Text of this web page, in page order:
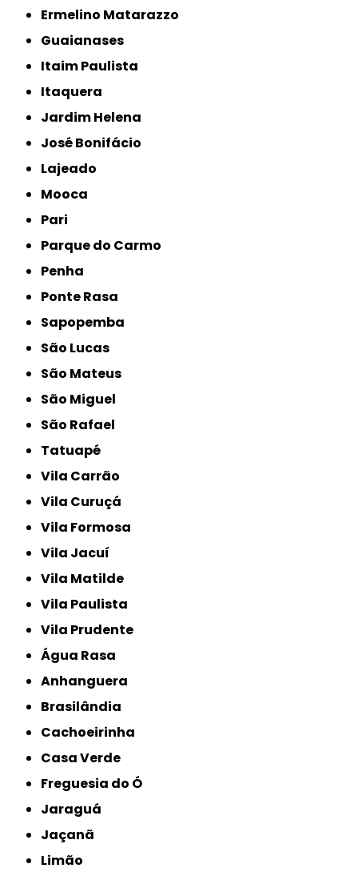
Ermelino Matarazzo
Guaianases
Itaim Paulista
Itaquera
Jardim Helena
José Bonifácio
Lajeado
Mooca
Pari
Parque do Carmo
Penha
Ponte Rasa
Sapopemba
São Lucas
São Mateus
São Miguel
São Rafael
Tatuapé
Vila Carrão
Vila Curuçá
Vila Formosa
Vila Jacuí
Vila Matilde
Vila Paulista
Vila Prudente
Água Rasa
Anhanguera
Brasilândia
Cachoeirinha
Casa Verde
Freguesia do Ó
Jaraguá
Jaçanã
Limão